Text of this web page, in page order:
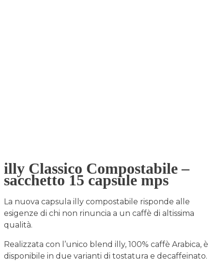
illy Classico Compostabile –
sacchetto 15 capsule mps
La nuova capsula illy compostabile risponde alle
esigenze di chi non rinuncia a un caffè di altissima
qualità.
Realizzata con l’unico blend illy, 100% caffè Arabica, è
disponibile in due varianti di tostatura e decaffeinato.